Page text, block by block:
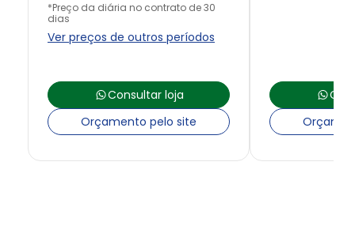
*Preço da diária no contrato de 30
dias
Ver preços de outros períodos
Consultar loja
Orçamento pelo site